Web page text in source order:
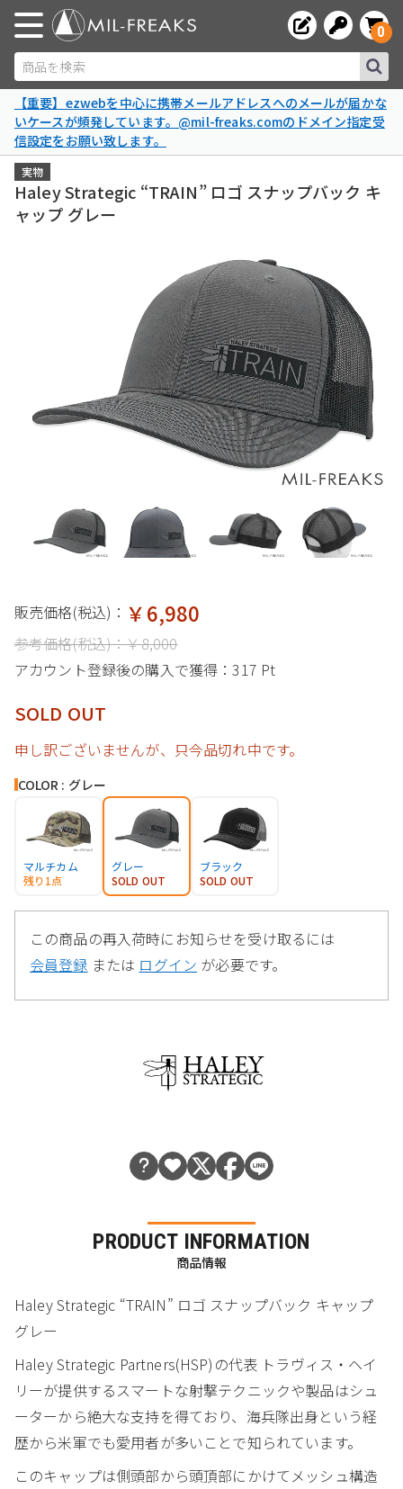
商品を検索
0
【重要】ezwebを中心に携帯メールアドレスへのメールが届かな
いケースが頻発しています。@mil-freaks.comのドメイン指定受
信設定をお願い致します。
実物
Haley Strategic “TRAIN” ロゴ スナップバック キ
ャップ グレー
販売価格(税込)： ￥6,980
参考価格(税込)：￥8,000
アカウント登録後の購入で獲得：317 Pt
SOLD OUT
申し訳ございませんが、只今品切れ中です。
COLOR : グレー
マルチカム
残り1点
グレー
SOLD OUT
ブラック
SOLD OUT
この商品の再入荷時にお知らせを受け取るには
会員登録 または ログイン が必要です。
PRODUCT INFORMATION
商品情報
Haley Strategic “TRAIN” ロゴ スナップバック キャップ
グレー
Haley Strategic Partners(HSP)の代表 トラヴィス・ヘイ
リーが提供するスマートな射撃テクニックや製品はシュ
ーターから絶大な支持を得ており、海兵隊出身という経
歴から米軍でも愛用者が多いことで知られています。
このキャップは側頭部から頭頂部にかけてメッシュ構造